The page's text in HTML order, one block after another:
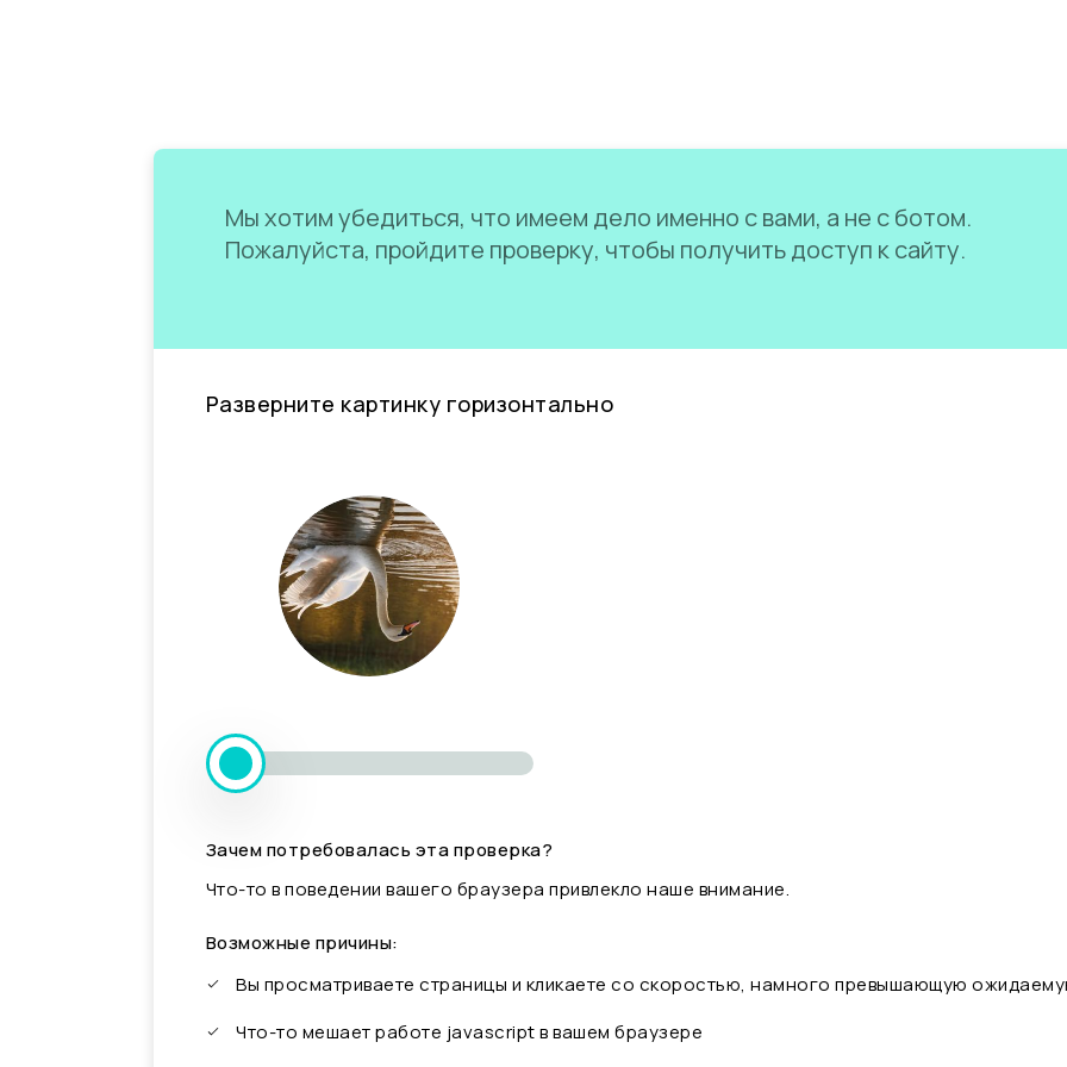
Мы хотим убедиться, что имеем дело именно с вами, а не с ботом.
Пожалуйста, пройдите проверку, чтобы получить доступ к сайту.
Разверните картинку горизонтально
Зачем потребовалась эта проверка?
Что-то в поведении вашего браузера привлекло наше внимание.
Возможные причины:
Вы просматриваете страницы и кликаете со скоростью, намного превышающую
Что-то мешает работе javascript в вашем браузере